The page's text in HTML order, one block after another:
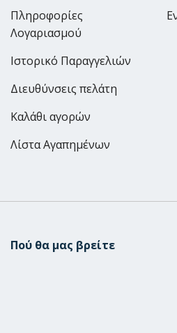
Πληροφορίες
Λογαριασμού
Ιστορικό Παραγγελιών
Διευθύνσεις πελάτη
Καλάθι αγορών
Λίστα Αγαπημένων
Πού θα μας βρείτε